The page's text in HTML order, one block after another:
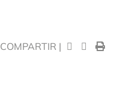
COMPARTIR |